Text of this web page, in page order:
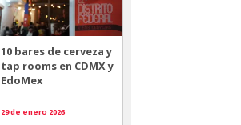
10 bares de cerveza y
tap rooms en CDMX y
EdoMex
29 de enero 2026